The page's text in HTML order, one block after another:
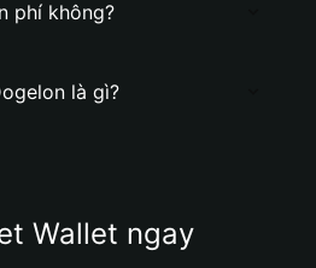
phí không?
là gì?
Wallet ngay